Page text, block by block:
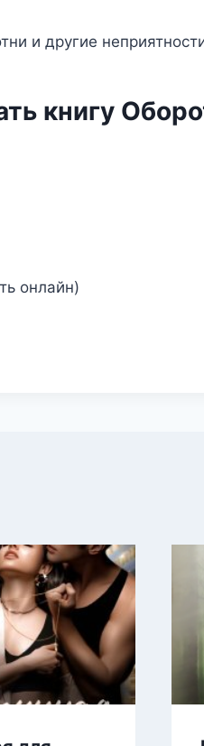
и другие
книгу
онлайн)